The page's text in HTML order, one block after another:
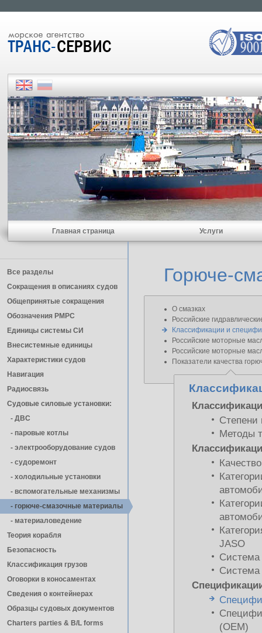
Главная страница Услуги
Все разделы
Сокращения в описаниях судов
Общепринятые сокращения
Обозначения РМРС
Единицы cистемы СИ
Внесистемные единицы
Характеристики судов
Навигация
Радиосвязь
Судовые силовые установки:
- ДВС
- паровые котлы
- электрооборудование судов
- cудоремонт
- холодильные установки
- вспомогательные механизмы
- горюче-смазочные материалы
- материаловедение
Теория корабля
Безопасность
Классификация грузов
Оговорки в коносаментах
Сведения о контейнерах
Образцы судовых документов
Charters parties & B/L forms
Горюче-
О смазках
Российские
Классификации и
Российские моторные
Российские моторные
Показатели качества
Степени
Методы
JASO
(ОЕМ)